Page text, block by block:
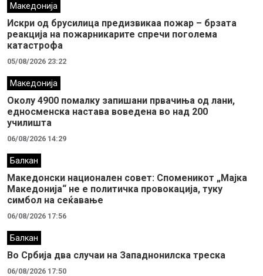
Македонија
Искри од брусилица предизвикаа пожар – брзата
реакција на пожарникарите спречи поголема
катастрофа
05/08/2026 23:22
Македонија
Околу 4900 помалку запишани првачиња од лани,
едносменска настава воведена во над 200
училишта
06/08/2026 14:29
Балкан
Македонски национален совет: Споменикот „Мајка
Македонија“ не е политичка провокација, туку
симбол на сеќавање
06/08/2026 17:56
Балкан
Во Србија два случaи на Западнонилска треска
06/08/2026 17:50